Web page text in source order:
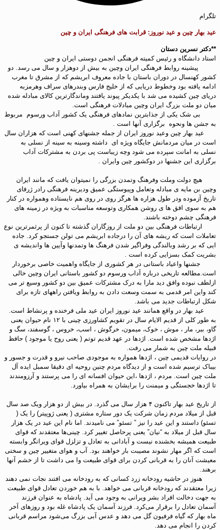
تلگرام
عید بهار چین و عید نوروز: قرابت های فرهنگی ایران و چین
**دکتر نسرین دستان
استاد دانشگاه و رئیس کمیته فرهنگی انجمن دوستی ایران و چین
پیشینه روابط فرهنگی ایران وچین به بیش از دوهزار و سال می رسد. دو
کشور کهنسال در دوران باستان با جاده معروف ابریشم که از مشرق تا مغرب
ادامه یافته بود وخطوط دریایی که از خلیج فارس وبندرهای سراف وهرمزبه
دریای چین کشیده می شد با یکدیکر پیوند یافتند وماندگارترین کالای مبادله شده
میان دو ملت بزرگ ایران وچین مبادلات فرهنگی است.
بی شک یکی از جذابترین نمادهای فرهنگی یک کشور آداب ورسوم مربوط
به جشن ها ونحوه برگزاری آنها است .
عید بهار چین وعید نوروز ایران از جمله جشنهای کهنی است که هزاران سال
است در میان مردمانش جایگاه ویژه ای داشته وسینه به سینه از نسلی به
نسلی به امانت سپرده می شود وچه زیباست پی بردن به مشترکات آداب
برگزاری این جشنها در دوکشور چین وایران .
هیچ دولت وملت وفرهنگ وتمدن بزرگی را نمیتوان یافت که مانند ایران
وچین بن مایه ی مبادله وتعامل وپیوستگی عمیق ودیرینه فرهنگی رادر ژرفای
تاریخ آزموده ودر طول هزاره ها هرگز روی در روی هم نایستاده وهمواره در کنار
هم به سوی افق ها ی روشن همکاری وتوسعه مناسبات به ویژه در زمینه های
فرهنگی چشم دوخته باشند.
ارتباطات فرهنگی بین دو ملت از روزگاران گذشته تا کنون از پرثمرترین نوع
تعاملات است که ریشه های آن را درجاده ابریشم می تولن جستجو کرد. جاده
ایی که بر رشد وبالندگی وفراگیر شدن فرهنگ ها وتمدنها وآیین ها واندیشه ی
بشریت کمک بسزایی کرده است .
جشنها واعیاد باستانی در هر کشوری از جایگاه واهمیت خاصی برخوردار
است.مطالعه تاریخی درباره آداب ورسوم دو کشور باستانی ایران وچین خالی
ازلطف نبوده وافق دید مارا به درک مشترکات عمیق بین دو کشور وسیع تر می
کند واین امر قدمی به سمت وسعت دادن به روابط ویافتن راههای تازه برای
شکل ارتباطات جدید می باشد.
عید بهار در واقع همانند عید نوروز ایران عید ملی فرخنده و پرنشاط است.
به طور کلی از قدیم الایام سال در تقویم کشاورزی چینی با ۱۲ نام حیوان یعنی
گاو، ببر، مار ، موش ، خوک، میمون، خرگوش ، اسب، خروس ، گوسفند، سگ و
اژدها مشخص شده است. اژدها در عهد قدیم توتم ( یعنی روح یا موجود ) حافظ
قبیله ملت چین به شمار می رفت.
در روایات قدیمی چین ، اژدها همواره به موجودی صاحب نیرو و قدرت و جسور و
بیباک ترسیم شده است و از دیدگاه مردم چنین روحیه ای دقیقا سمبل ایده آل
ملت چین است. مردم ، اژدها ،این حیوان افسانه ای را می پرستند و آرزومندند
تا اژدها خجستگی و میمنت را برایشان به همراه بیاورد.
از تاریخ عید بهار تاکنون ۴ هزار سال می گذرد. در بیش از دو هزار ویک صد سال
قبل از میلاد مردم زمان شرکت یک دور ستاره مشتری ( یعنی ژوپیتر) را یک (
تسئو) داستند و این عید را نیز ” تسئو” می نامیدند. اما نام این عید در یک هزار
سال قبل از میلاد به “نیان” یعنی پرحاصل تغییر کرد. چینی‌ها معتقدند که قوای
طبیعت همیشه بخشنده نیست و آبادانی به تعادل و تزلزل قوای ویرانگر وابسته
است که اگر مهار نشوند مصیبت بار خواهند بود. آب و هوای متغییر چین و سختی
معیشت آنان را به قربانی کردن برای قوای طبیعت وا می داشت تا از خشم آنها
برهند.
هنوز در حاشیه رودخانه زرد کسانی که به رودخانه می افتند نجات نمی دهند
زیرا معتقدند که رودخانه قربانی می خواهد. با به هم خوردن تعادل قوای طبیعت
به جهت دخالت افراد بشر ویرانی به وجود می آید. پادشاه به عنوان فرزند
آسمان تعادل را برقرار می‌کرد. فرزند آسمان یک پادشاه غله بود و روزهای آخر
ماه بهار که گیاه فرفیون گل می دهد و عدس آبی بزرگ می‌شود مراسم قربانی
کردن را انجام می دهد.